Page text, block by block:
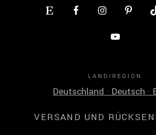
LAND/REGION
Deutschland · Deutsch ·
VERSAND UND